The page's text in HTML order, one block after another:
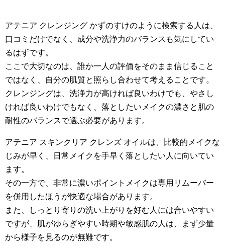
アテニア クレンジング かずのすけのように検索する人は、
口コミだけでなく、成分や洗浄力のバランスも気にしてい
るはずです。
ここで大切なのは、誰か一人の評価をそのまま信じること
ではなく、自分の肌質と照らし合わせて考えることです。
クレンジングは、洗浄力が高ければ良いわけでも、やさし
ければ良いわけでもなく、落としたいメイクの濃さと肌の
耐性のバランスで選ぶ必要があります。
アテニア スキンクリア クレンズ オイルは、比較的メイクな
じみが早く、日常メイクを手早く落としたい人に向いてい
ます。
その一方で、非常に濃いポイントメイクは専用リムーバー
を併用したほうが快適な場合があります。
また、しっとり寄りの洗い上がりを好む人には合いやすい
ですが、肌がゆらぎやすい時期や敏感肌の人は、まず少量
から様子を見るのが無難です。